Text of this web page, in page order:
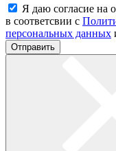
Я даю согласие на
в соответсвии с
персональных данных
Отправить